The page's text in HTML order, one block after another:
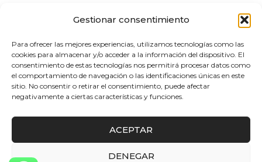
Gestionar consentimiento
Para ofrecer las mejores experiencias, utilizamos tecnologías como las
cookies para almacenar y/o acceder a la información del dispositivo. El
consentimiento de estas tecnologías nos permitirá procesar datos como
el comportamiento de navegación o las identificaciones únicas en este
sitio. No consentir o retirar el consentimiento, puede afectar
negativamente a ciertas características y funciones.
ACEPTAR
DENEGAR
Tu cuenta
Mi cuenta
Carrito
Politica de envio y devoluciones